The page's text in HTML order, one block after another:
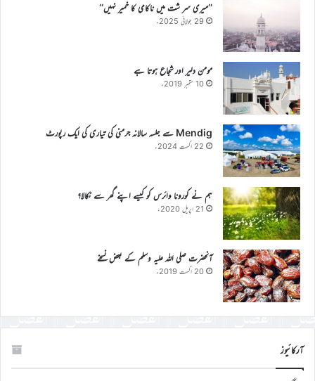
’’میری سر شت میں ناکامی کا خمیر نہیں‘‘
29 جولائی 2025ء
مومن دلیر اور شجاع ہوتا ہے
10 ستمبر 2019ء
Mendig سے جلسہ سالانہ جرمنی کی تیاری کی ایک رپورٹ
22 اگست 2024ء
ہم نے کورونا وائرس کو کیسے اپنے گھر سے نکالا؟
21 اپریل 2020ء
آنحضرت صلی اللہ علیہ وسلم کے بعض نسخے
20 اگست 2019ء
آرکائیوز